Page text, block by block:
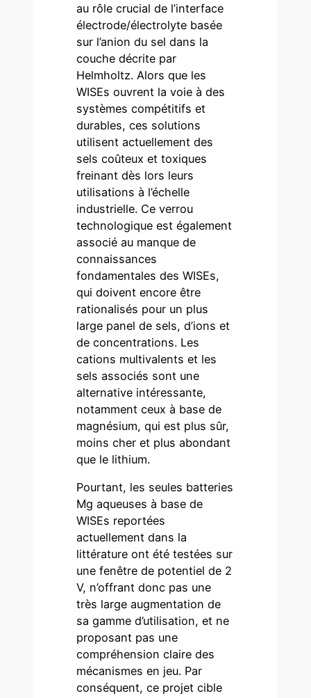
au rôle crucial de l’interface
électrode/électrolyte basée
sur l’anion du sel dans la
couche décrite par
Helmholtz. Alors que les
WISEs ouvrent la voie à des
systèmes compétitifs et
durables, ces solutions
utilisent actuellement des
sels coûteux et toxiques
freinant dès lors leurs
utilisations à l’échelle
industrielle. Ce verrou
technologique est également
associé au manque de
connaissances
fondamentales des WISEs,
qui doivent encore être
rationalisés pour un plus
large panel de sels, d’ions et
de concentrations. Les
cations multivalents et les
sels associés sont une
alternative intéressante,
notamment ceux à base de
magnésium, qui est plus sûr,
moins cher et plus abondant
que le lithium.
Pourtant, les seules batteries
Mg aqueuses à base de
WISEs reportées
actuellement dans la
littérature ont été testées sur
une fenêtre de potentiel de 2
V, n’offrant donc pas une
très large augmentation de
sa gamme d’utilisation, et ne
proposant pas une
compréhension claire des
mécanismes en jeu. Par
conséquent, ce projet cible